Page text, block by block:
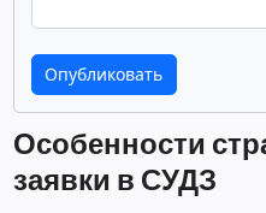
Особенности
заявки в СУДЗ